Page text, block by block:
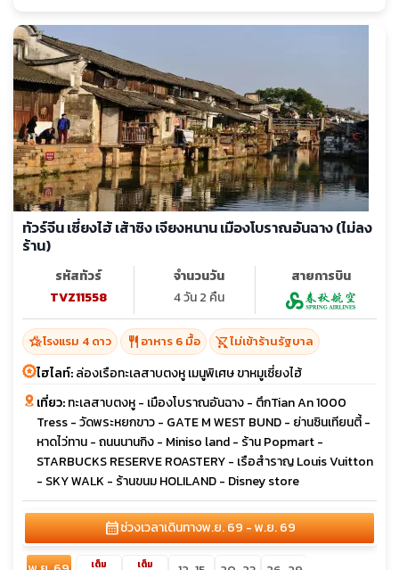
ทัวร์จีน เซี่ยงไฮ้ เส้าซิง เจียงหนาน เมืองโบราณอันฉาง (ไม่ลง
ร้าน)
รหัสทัวร์
TVZ11558
จำนวนวัน
4 วัน 2 คืน
สายการบิน
hotel_classโรงแรม 4 ดาว restaurant อาหาร 6 มื้อ shopping_cart_offไม่เข้าร้านรัฐบาล
ไฮไลท์:ล่องเรือทะเลสาบตงหู เมนูพิเศษ ขาหมูเซี่ยงไฮ้
เที่ยว:ทะเลสาบตงหู - เมืองโบราณอันฉาง - ตึกTian An 1000
Tress - วัดพระหยกขาว - GATE M WEST BUND - ย่านซินเทียนตี้ -
หาดไว่ทาน - ถนนนานกิง - Miniso land - ร้าน Popmart -
STARBUCKS RESERVE ROASTERY - เรือสำราญ Louis Vuitton
- SKY WALK - ร้านขนม HOLILAND - Disney store
calendar_monthช่วงเวลาเดินทางพ.ย. 69 - พ.ย. 69
เต็ม เต็ม